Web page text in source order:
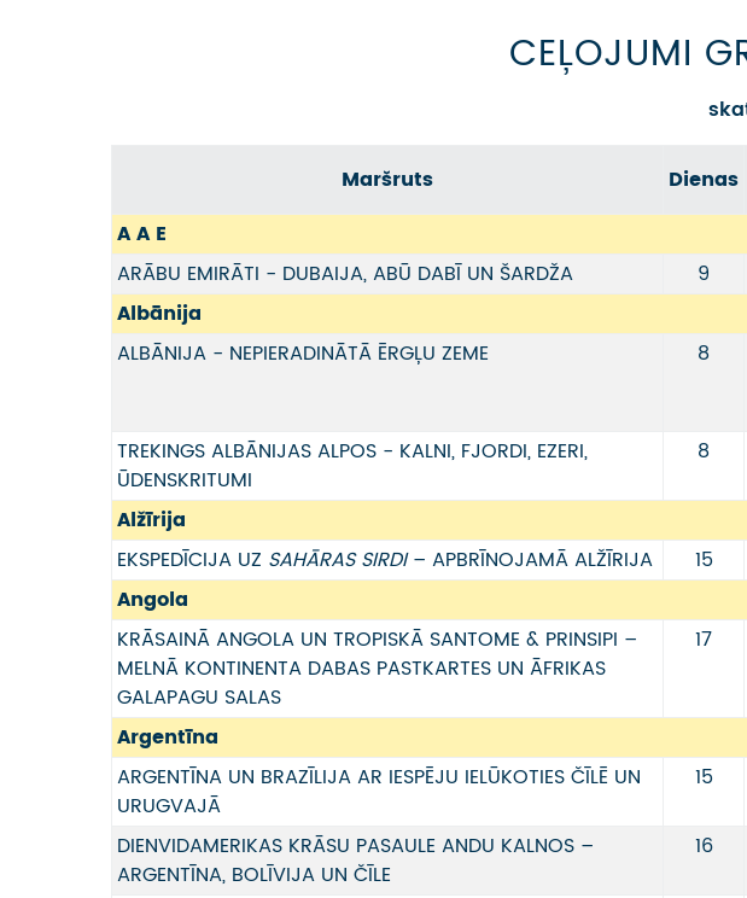
CEĻOJUMI
Maršruts Dienas
A A E
ARĀBU EMIRĀTI - DUBAIJA, ABŪ DABĪ UN ŠARDŽA
9
Albānija
ALBĀNIJA - NEPIERADINĀTĀ ĒRGĻU ZEME
8
TREKINGS ALBĀNIJAS ALPOS - KALNI, FJORDI, EZERI,
ŪDENSKRITUMI
8
Alžīrija
EKSPEDĪCIJA UZ SAHĀRAS SIRDI– APBRĪNOJAMĀ ALŽĪRIJA 15
Angola
KRĀSAINĀ ANGOLA UN TROPISKĀ SANTOME & PRINSIPI –
MELNĀ KONTINENTA DABAS PASTKARTES UN ĀFRIKAS
GALAPAGU SALAS
17
Argentīna
ARGENTĪNA UN BRAZĪLIJA AR IESPĒJU IELŪKOTIES ČĪLĒ UN
URUGVAJĀ
15
DIENVIDAMERIKAS KRĀSU PASAULE ANDU KALNOS –
ARGENTĪNA, BOLĪVIJA UN ČĪLE
16